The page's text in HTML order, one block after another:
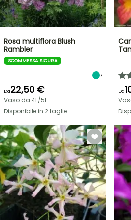
Rosa multiflora Blush
Rambler
SCOMMESSA SICURA
7
Da22,50 €
Vaso da 4L/5L
Disponibile in 2 taglie
Da